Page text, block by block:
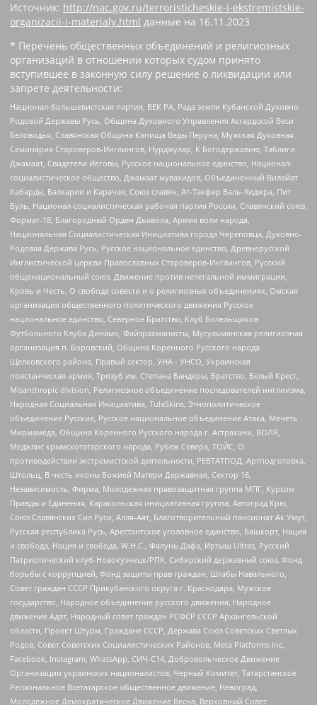
Источник: http://nac.gov.ru/terroristicheskie-i-ekstremistskie-
organizacii-i-materialy.html данные на 16.11.2023
* Перечень общественных объединений и религиозных
организаций в отношении которых судом принято
вступившее в законную силу решение о ликвидации или
запрете деятельности:
Национал-большевистская партия, ВЕК РА, Рада земли Кубанской Духовно
Родовой Державы Русь, Община Духовного Управления Асгардской Веси
Беловодья, Славянская Община Капища Веды Перуна, Мужская Духовная
Семинария Староверов-Инглингов, Нурджулар, К Богодержавию, Таблиги
Джамаат, Свидетели Иеговы, Русское национальное единство, Национал-
социалистическое общество, Джамаат мувахидов, Объединенный Вилайат
Кабарды, Балкарии и Карачая, Союз славян, Ат-Такфир Валь-Хиджра, Пит
Буль, Национал-социалистическая рабочая партия России, Славянский союз,
Формат-18, Благородный Орден Дьявола, Армия воли народа,
Национальная Социалистическая Инициатива города Череповца, Духовно-
Родовая Держава Русь, Русское национальное единство, Древнерусской
Инглистической церкви Православных Староверов-Инглингов, Русский
общенациональный союз, Движение против нелегальной иммиграции,
Кровь и Честь, О свободе совести и о религиозных объединениях, Омская
организация общественного политического движения Русское
национальное единство, Северное Братство, Клуб Болельщиков
Футбольного Клуба Динамо, Файзрахманисты, Мусульманская религиозная
организация п. Боровский, Община Коренного Русского народа
Щелковского района, Правый сектор, УНА - УНСО, Украинская
повстанческая армия, Тризуб им. Степана Бандеры, Братство, Белый Крест,
Misanthropic division, Религиозное объединение последователей инглиизма,
Народная Социальная Инициатива, TulaSkins, Этнополитическое
объединение Русские, Русское национальное объединение Атака, Мечеть
Мирмамеда, Община Коренного Русского народа г. Астрахани, ВОЛЯ,
Меджлис крымскотатарского народа, Рубеж Севера, ТОЙС, О
противодействии экстремистской деятельности, РЕВТАТПОД, Артподготовка,
Штольц, В честь иконы Божией Матери Державная, Сектор 16,
Независимость, Фирма, Молодежная правозащитная группа МПГ, Курсом
Правды и Единения, Каракольская инициативная группа, Автоград Крю,
Союз Славянских Сил Руси, Алля-Аят, Благотворительный пансионат Ак Умут,
Русская республика Русь, Арестантское уголовное единство, Башкорт, Нация
и свобода, Нация и свобода, W.H.С., Фалунь Дафа, Иртыш Ultras, Русский
Патриотический клуб-Новокузнецк/РПК, Сибирский державный союз, Фонд
борьбы с коррупцией, Фонд защиты прав граждан, Штабы Навального,
Совет граждан СССР Прикубанского округа г. Краснодара, Мужское
государство, Народное объединение русского движения, Народное
движение Адат, Народный совет граждан РСФСР СССР Архангельской
области, Проект Штурм, Граждане СССР, Держава Союз Советских Светлых
Родов, Совет Советских Социалистических Районов, Meta Platforms Inc,
Facebook, Instagram, WhatsApp, СИЧ-С14, Добровольческое Движение
Организации украинских националистов, Черный Комитет, Татарстанское
Региональное Всетатарское общественное движение, Невоград,
Молодежное Демократическое Движение Весна, Верховный Совет